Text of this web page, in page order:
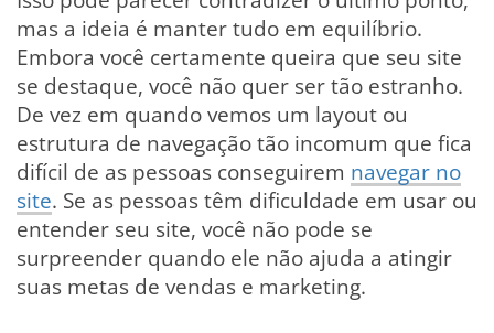
mas a ideia é manter tudo em equilíbrio.
Embora você certamente queira que seu site
se destaque, você não quer ser tão estranho.
De vez em quando vemos um layout ou
estrutura de navegação tão incomum que fica
difícil de as pessoas conseguirem navegar no
site. Se as pessoas têm dificuldade em usar ou
entender seu site, você não pode se
surpreender quando ele não ajuda a atingir
suas metas de vendas e marketing.